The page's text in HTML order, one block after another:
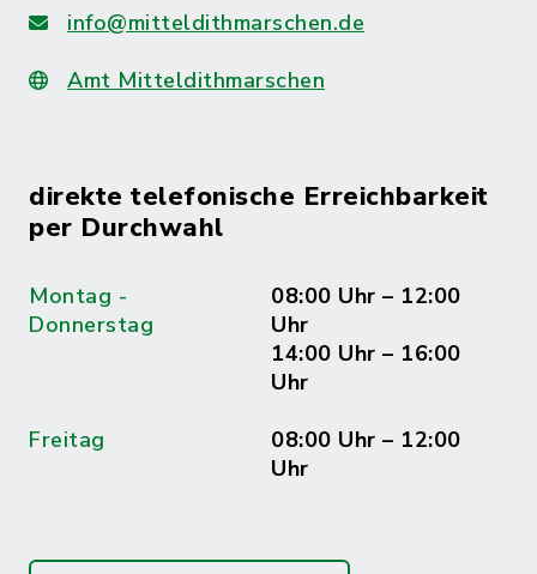
info@mitteldithmarschen.de
Amt Mitteldithmarschen
direkte telefonische Erreichbarkeit
per Durchwahl
Montag -
Donnerstag
08:00 Uhr – 12:00
Uhr
14:00 Uhr – 16:00
Uhr
Freitag
08:00 Uhr – 12:00
Uhr